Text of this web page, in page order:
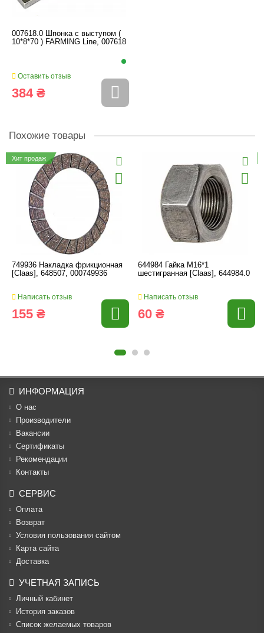
007618.0 Шпонка с выступом (
10*8*70 ) FARMING Line, 007618
Оставить отзыв
384 ₴
Похожие товары
Хит продаж
749936 Накладка фрикционная
[Claas], 648507, 000749936
Написать отзыв
155 ₴
644984 Гайка M16*1
шестигранная [Claas], 644984.0
Написать отзыв
60 ₴
ИНФОРМАЦИЯ
О нас
Производители
Вакансии
Cертификаты
Рекомендации
Контакты
СЕРВИС
Оплата
Возврат
Условия пользования сайтом
Карта сайта
Доставка
УЧЕТНАЯ ЗАПИСЬ
Личный кабинет
История заказов
Список желаемых товаров